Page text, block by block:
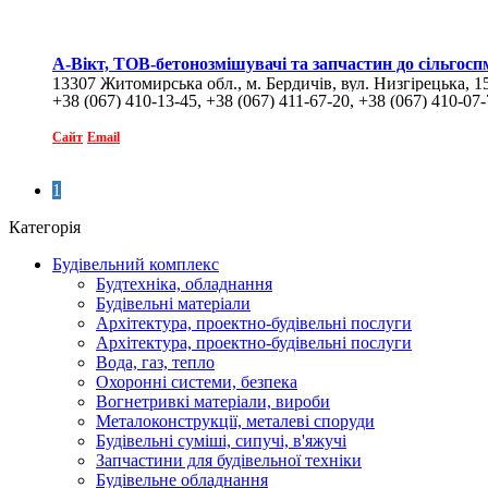
А-Вікт, ТОВ-бетонозмішувачі та запчастин до
13307 Житомирська обл., м. Бердичів, вул. Низгірецька,
+38 (067) 410-13-45, +38 (067) 411-67-20, +38 (067) 410-
Сайт Email
1
Категорія
Будівельний комплекс
Будтехніка, обладнання
Будівельні матеріали
Архітектура, проектно-будівельні послуги
Архітектура, проектно-будівельні послуги
Вода, газ, тепло
Охоронні системи, безпека
Вогнетривкі матеріали, вироби
Металоконструкції, металеві споруди
Будівельні суміші, сипучі, в'яжучі
Запчастини для будівельної техніки
Будівельне обладнання